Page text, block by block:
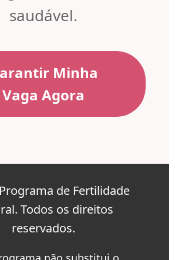
saudável.
Minha
Vaga Agora
de Fertilidade
Todos os direitos
reservados.